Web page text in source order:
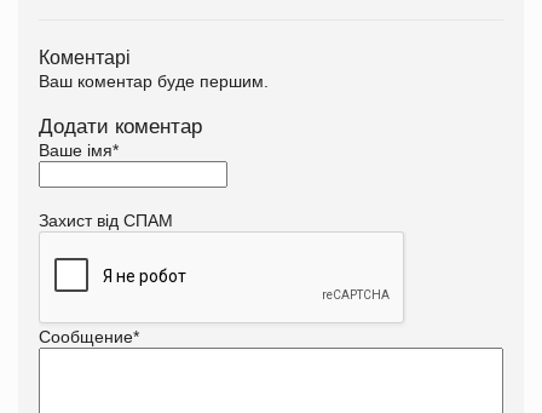
Коментарі
Ваш коментар буде першим.
Додати коментар
Ваше імя*
Захист від СПАМ
Сообщение*